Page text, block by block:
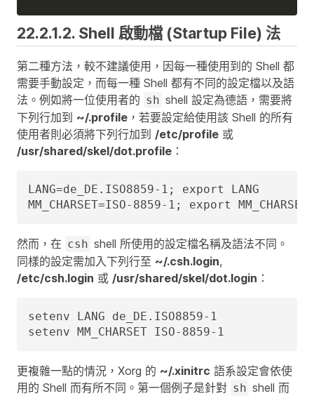
22.2.1.2. Shell 啟動檔 (Startup File) 法
第二種方法，較不建議使用，因每一種使用到的 Shell 都
需要手動設定，而每一種 Shell 都有不同的設定檔以及語
法。例如將一位使用者的 sh shell 設定為德語，需要將
下列行加到 ~/.profile ，若要設定給使用該 Shell 的所有
使用者則必須將下列行加到 /etc/profile 或
/usr/shared/skel/dot.profile ：
LANG=de_DE.ISO8859-1; export LANG
MM_CHARSET=ISO-8859-1; export MM_CHARSET
然而，在 csh shell 所使用的設定檔名稱及語法不同。
同樣的設定需加入下列行至 ~/.csh.login,
/etc/csh.login 或 /usr/shared/skel/dot.login ：
setenv LANG de_DE.ISO8859-1
setenv MM_CHARSET ISO-8859-1
更複雜一點的情況，Xorg 的 ~/.xinitrc 語系設定會依使
用的 Shell 而有所不同。第一個例子是針對 sh shell 而